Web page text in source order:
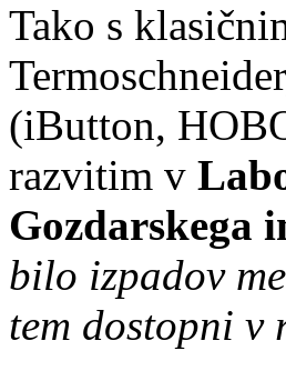
Tako s
(iButton,
razvitim v
Gozdarskega
bilo izpadov
tem dostopni v